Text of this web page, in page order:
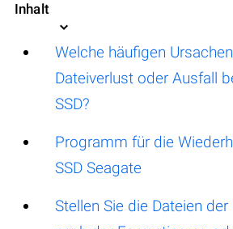
Inhalt
Welche häufigen
Dateiverlust oder Ausfall
SSD?
Programm für die
SSD Seagate
Stellen Sie die Dateien der